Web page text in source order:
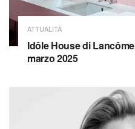
ATTUALITÀ
Idôle House di
marzo 2025